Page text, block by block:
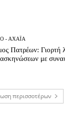
- ΑΧΑΪ́Α
Πατρέων: Γιορτή
με
περισσοτέρων